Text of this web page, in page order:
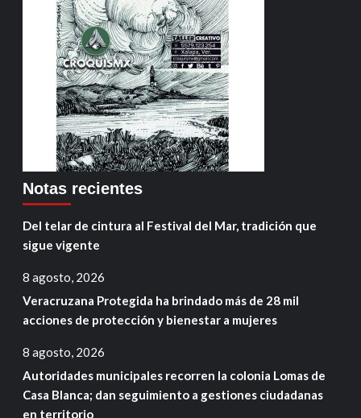
Notas recientes
Del telar de cintura al Festival del Mar, tradición que
sigue vigente
8 agosto, 2026
Veracruzana Protegida ha brindado más de 28 mil
acciones de protección y bienestar a mujeres
8 agosto, 2026
Autoridades municipales recorren la colonia Lomas de
Casa Blanca; dan seguimiento a gestiones ciudadanas
en territorio